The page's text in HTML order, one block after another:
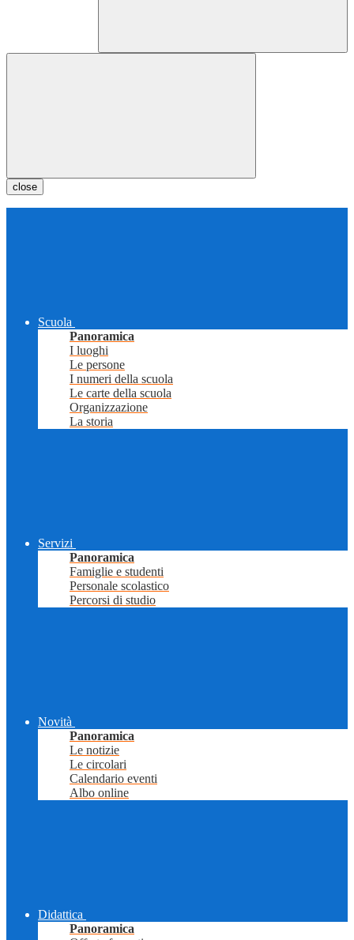
close
Scuola
Panoramica
I luoghi
Le persone
I numeri della scuola
Le carte della scuola
Organizzazione
La storia
Servizi
Panoramica
Famiglie e studenti
Personale scolastico
Percorsi di studio
Novità
Panoramica
Le notizie
Le circolari
Calendario eventi
Albo online
Didattica
Panoramica